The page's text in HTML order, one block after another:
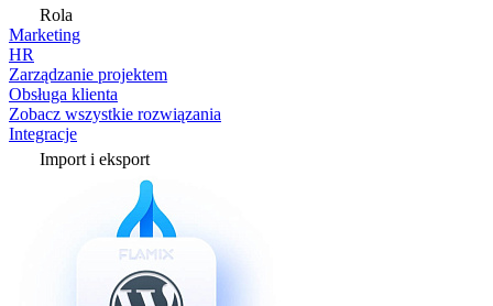
Rola
Marketing
HR
Zarządzanie projektem
Obsługa klienta
Zobacz wszystkie rozwiązania
Integracje
Import i eksport